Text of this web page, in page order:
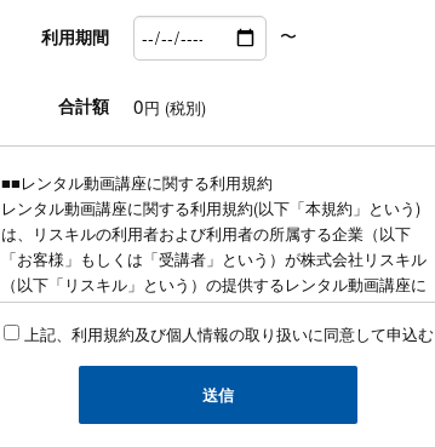
利用期間 〜
合計額 0円 (税別)
■■レンタル動画講座に関する利用規約
レンタル動画講座に関する利用規約(以下「本規約」という)
は、リスキルの利用者および利用者の所属する企業（以下
「お客様」もしくは「受講者」という）が株式会社リスキル
（以下「リスキル」という）の提供するレンタル動画講座に
関連する動画教材・テキスト等を利用するにあたり、お客様
に遵守していただく事項を定めたものです。
■申込みに関して
・同業他社および研修講師の方の動画講座の導入、および自
社による研修プログラムの企画の為の情報収集を目的とした
上記、利用規約及び個人情報の取り扱いに同意して申込む